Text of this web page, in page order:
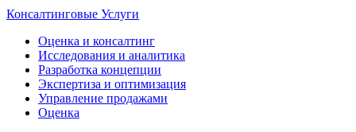
Консалтинговые Услуги
Оценка и консалтинг
Исследования и аналитика
Разработка концепции
Экспертиза и оптимизация
Управление продажами
Оценка